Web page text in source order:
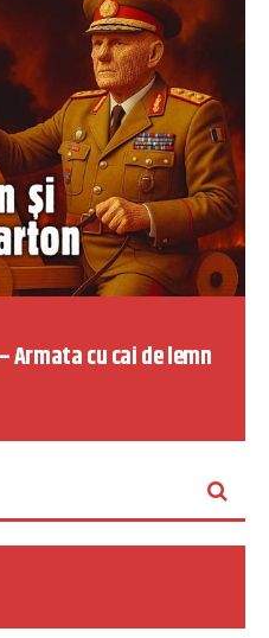
– Armata cu cai de lemn